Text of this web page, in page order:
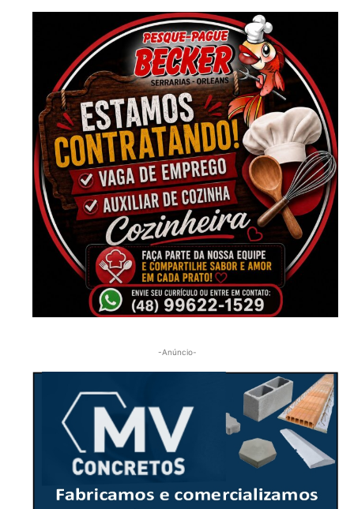
-Anúncio-